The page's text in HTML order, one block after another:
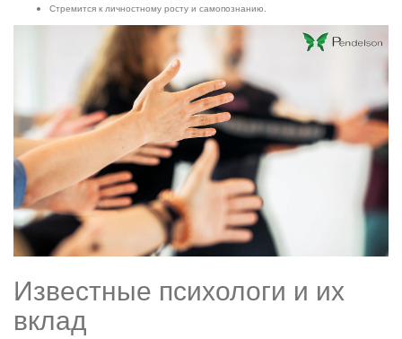
Стремится к личностному росту и самопознанию.
Известные психологи и их
вклад